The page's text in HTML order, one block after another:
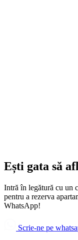
Ești gata să
Intră în legătură cu un
pentru a rezerva
WhatsApp!
Scrie-ne pe